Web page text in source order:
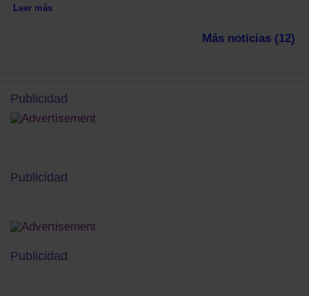
Leer más
Más noticias (12)
Publicidad
Publicidad
Publicidad